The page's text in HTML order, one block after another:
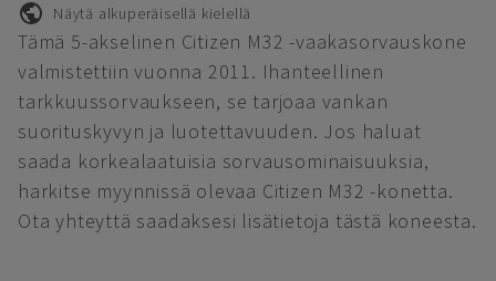
Näytä alkuperäisellä kielellä
Tämä 5-akselinen Citizen M32 -vaakasorvauskone
valmistettiin vuonna 2011. Ihanteellinen
tarkkuussorvaukseen, se tarjoaa vankan
suorituskyvyn ja luotettavuuden. Jos haluat
saada korkealaatuisia sorvausominaisuuksia,
harkitse myynnissä olevaa Citizen M32 -konetta.
Ota yhteyttä saadaksesi lisätietoja tästä koneesta.